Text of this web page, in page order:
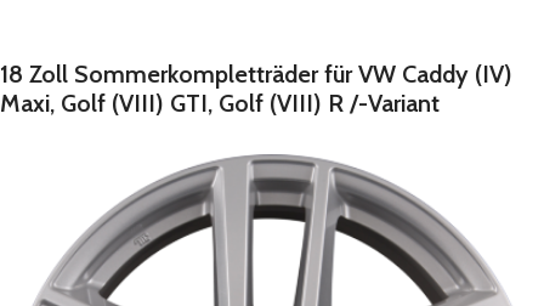
18 Zoll Sommerkompletträder für VW Caddy (IV)
Maxi, Golf (VIII) GTI, Golf (VIII) R /-Variant